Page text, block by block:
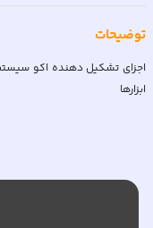
توضیحات
اجزای تشکیل دهنده اکو سیستم
ابزارها